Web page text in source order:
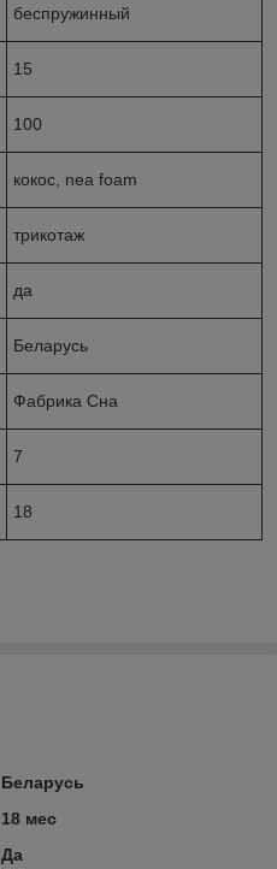
беспружинный
15
100
кокос, nea foam
трикотаж
да
Беларусь
Фабрика Сна
7
18
Беларусь
18 мес
Да